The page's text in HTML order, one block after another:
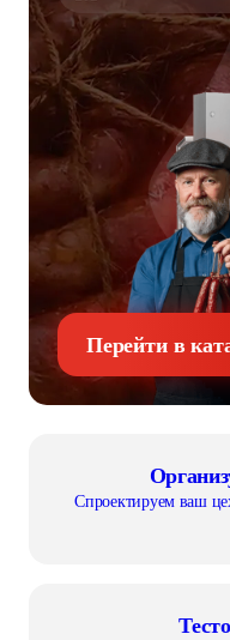
Перейти в
Спроектируем ваш